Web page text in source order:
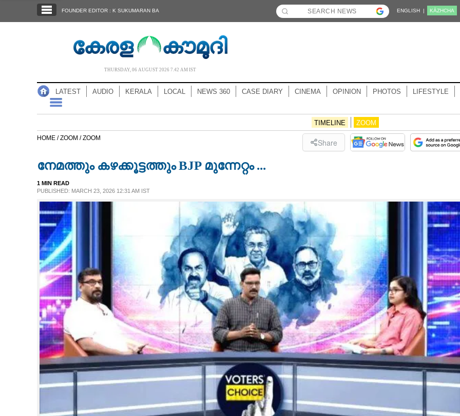
NOTIFIED NEWS
CASE DIARY
LIFESTYLE
SPIRITUAL
FOUNDER EDITOR : K SUKUMARAN BA ENGLISH | KĀZHCHA
THURSDAY, 06 AUGUST 2026 7.42 AM IST
LATEST AUDIO KERALA LOCAL NEWS 360 CASE DIARY CINEMA OPINION PHOTOS LIFESTYLE
TIMELINE ZOOM
HOME /ZOOM /ZOOM Share
നേമത്തും കഴക്കൂട്ടത്തും BJP മുന്നേറ്റം ...
1 MIN READ
PUBLISHED: MARCH 23, 2026 12:31 AM IST